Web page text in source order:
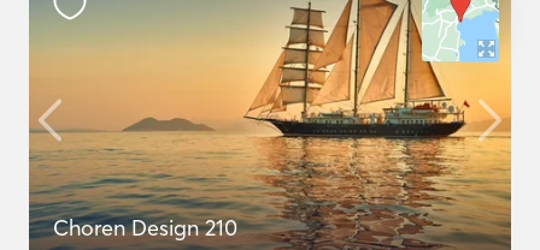
Choren Design 210